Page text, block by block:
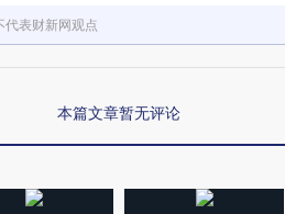
代表财新网观点
本篇文章暂无评论